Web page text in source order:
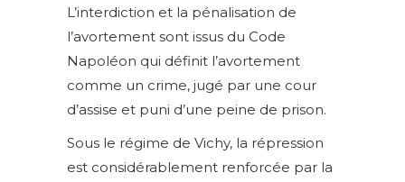
L’interdiction et la pénalisation de
l’avortement sont issus du Code
Napoléon qui définit l’avortement
comme un crime, jugé par une cour
d’assise et puni d’une peine de prison.
Sous le régime de Vichy, la répression
est considérablement renforcée par la